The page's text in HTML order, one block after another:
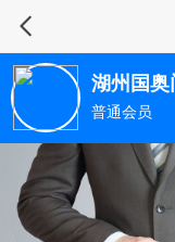
湖州国奥
普通会员